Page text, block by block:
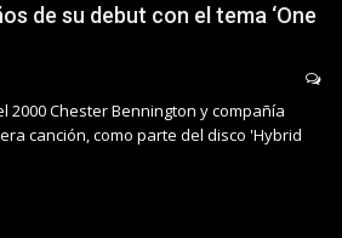
de su debut con el tema ‘One
2000 Chester Bennington y compañía
canción, como parte del disco 'Hybrid